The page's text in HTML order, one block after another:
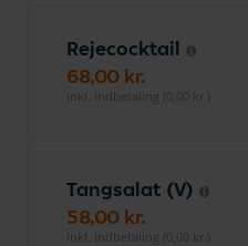
Rejecocktail
68,00 kr.
inkl. indbetaling (0,00 kr.)
Tangsalat (V)
58,00 kr.
inkl. indbetaling (0,00 kr.)